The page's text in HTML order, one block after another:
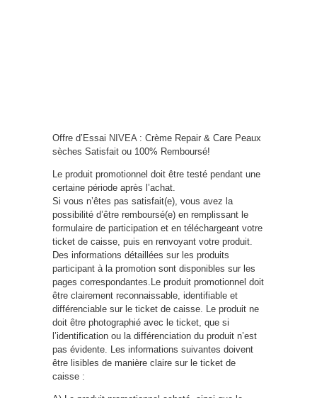
Offre d’Essai NIVEA : Crème Repair & Care Peaux
sèches Satisfait ou 100% Remboursé!
Le produit promotionnel doit être testé pendant une
certaine période après l’achat.
Si vous n’êtes pas satisfait(e), vous avez la
possibilité d’être remboursé(e) en remplissant le
formulaire de participation et en téléchargeant votre
ticket de caisse, puis en renvoyant votre produit.
Des informations détaillées sur les produits
participant à la promotion sont disponibles sur les
pages correspondantes.Le produit promotionnel doit
être clairement reconnaissable, identifiable et
différenciable sur le ticket de caisse. Le produit ne
doit être photographié avec le ticket, que si
l’identification ou la différenciation du produit n’est
pas évidente. Les informations suivantes doivent
être lisibles de manière claire sur le ticket de
caisse :